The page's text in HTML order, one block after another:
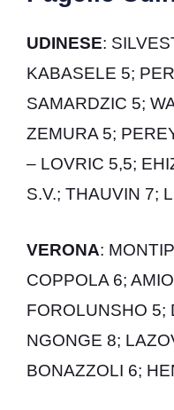
UDINESE:
KABASELE 5;
SAMARDZIC 5;
ZEMURA 5;
– LOVRIC 5,5;
S.V.; THAUVIN 7;
VERONA:
COPPOLA 6;
FOROLUNSHO 5;
NGONGE 8;
BONAZZOLI 6;